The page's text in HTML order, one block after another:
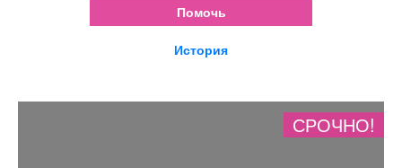
Помочь
История
СРОЧНО!